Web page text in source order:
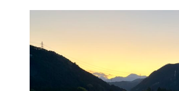
2026/04/12